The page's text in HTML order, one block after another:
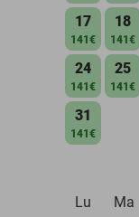
17
141€
18
141€
24
141€
25
141€
31
141€
Lu
Ma